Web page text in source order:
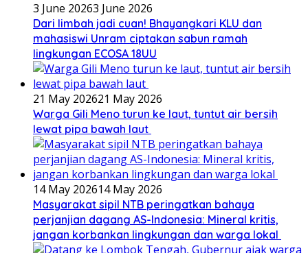
3 June 20263 June 2026
Dari limbah jadi cuan! Bhayangkari KLU dan
mahasiswi Unram ciptakan sabun ramah
lingkungan ECOSA 18UU
21 May 202621 May 2026
Warga Gili Meno turun ke laut, tuntut air bersih
lewat pipa bawah laut
14 May 202614 May 2026
Masyarakat sipil NTB peringatkan bahaya
perjanjian dagang AS-Indonesia: Mineral kritis,
jangan korbankan lingkungan dan warga lokal